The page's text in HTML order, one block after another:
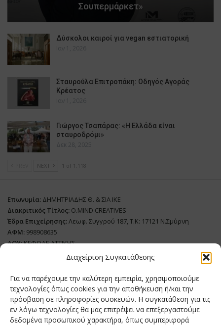
Διαχείριση Συγκατάθεσης
Για να παρέχουμε την καλύτερη εμπειρία, χρησιμοποιούμε
τεχνολογίες όπως cookies για την αποθήκευση ή/και την
πρόσβαση σε πληροφορίες συσκευών. Η συγκατάθεση για τις
εν λόγω τεχνολογίες θα μας επιτρέψει να επεξεργαστούμε
δεδομένα προσωπικού χαρακτήρα, όπως συμπεριφορά
Σουπερμάρκετ»
Δύσκολοι καιροί για vegan εστιατορική
Ιαν 1, 2026
Σταυρούλα Επιτροπάκη: Οδηγός Αγοράς
Κρέατος
Ιαν 1, 2026
Γιώργος Τσαπάρας: «Η Ελλάδα είναι
σταυροδρόμι»
Δεκ 28, 2025
NEXT 1 of 1.118
Επωνυμία: ΔΗΜΗΤΡΙΑΔΗΣ Θ. & ΣΙΑ ΙΚΕ
Διακριτικός Τίτλος: O.MIND CREATIVES
Έδρα Επιχείρησης:Λεωφ. Συγγρού 187, Τ.Κ: 17121 Ν.Σμύρνη
ΑΦΜ: 998908635
ΔΟΥ:ΚΕΦΟΔΕ ΑΤΤΙΚΗΣ
Όνομα Ιδιοκτήτη και Νόμιμο Πρόσωπο: Θεόδωρος Δημητριάδης
Διευθυντής Σύνταξης:Ευθυμιάτου Μαίρη
Domain:grillmagazine.gr
Δικαιούχος Domain:Θεόδωρος Δημητριάδης
Διευθυντής:Θεόδωρος Δημητριάδης
Διαχειριστής:Θεόδωρος Δημητριάδης